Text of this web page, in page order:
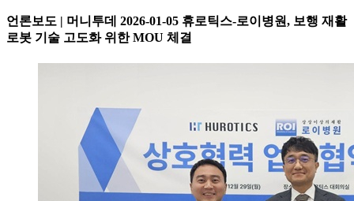
언론보도 | 머니투데 2026-01-05 휴로틱스-로이병원, 보행 재활
로봇 기술 고도화 위한 MOU 체결